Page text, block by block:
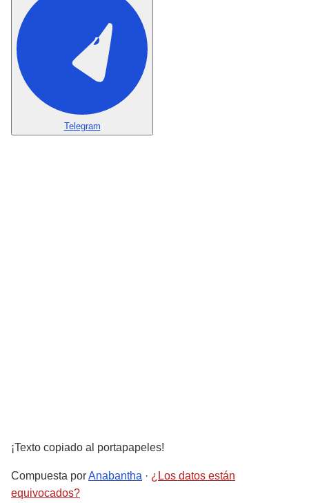
Telegram
¡Texto copiado al portapapeles!
Compuesta porAnabantha · ¿Los datos están
equivocados?